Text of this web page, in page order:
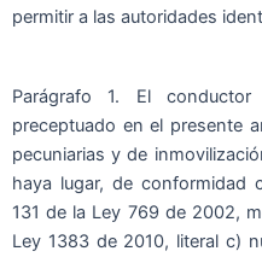
permitir a las autoridades
Parágrafo 1. El
preceptuado en el presente
pecuniarias y de
haya lugar, de conformidad
131 de la Ley 769 de 2002,
Ley 1383 de 2010, literal c)